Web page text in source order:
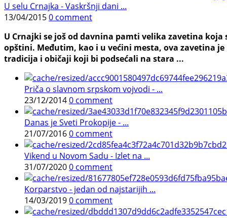
U selu Crnajka - Vaskršnji dani ...
13/04/20150 comment
U Crnajki se još od davnina pamti velika zavetina
opštini. Međutim, kao i u većini mesta, ova zavetina
tradicija i običaji koji bi podsećali na stara ...
Priča o slavnom srpskom vojvodi - ...
23/12/20140 comment
Danas je Sveti Prokopije - ...
21/07/20160 comment
Vikend u Novom Sadu - Izlet na ...
31/07/20200 comment
Korparstvo - jedan od najstarijih ...
14/03/20190 comment